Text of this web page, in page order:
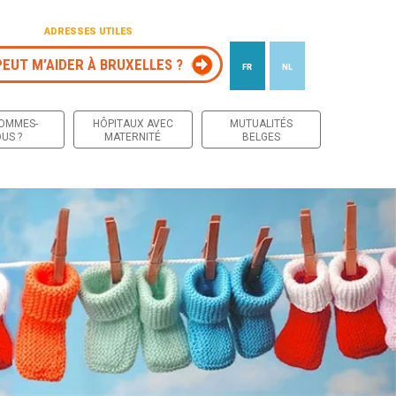
ADRESSES UTILES
M’AIDER À BRUXELLES ? FR NL
?
HÔPITAUX AVEC
MATERNITÉ
MUTUALITÉS
BELGES